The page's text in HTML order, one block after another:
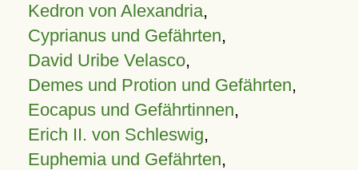
Kedron von Alexandria,
Cyprianus und Gefährten,
David Uribe Velasco,
Demes und Protion und Gefährten,
Eocapus und Gefährtinnen,
Erich II. von Schleswig,
Euphemia und Gefährten,